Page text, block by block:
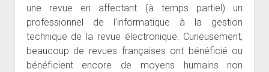
une revue en affectant (à temps partiel) un
professionnel de l'informatique à la gestion
technique de la revue électronique. Curieusement,
beaucoup de revues françaises ont bénéficié ou
bénéficient encore de moyens humains non